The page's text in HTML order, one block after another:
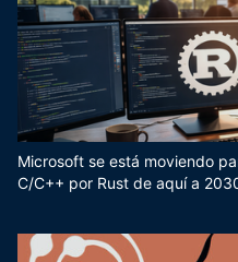
Microsoft se está moviendo
C/C++ por Rust de aquí a